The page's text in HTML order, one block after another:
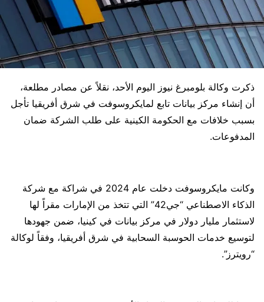
ذكرت وكالة بلومبرغ نيوز اليوم الأحد، نقلاً عن مصادر مطلعة،
أن إنشاء مركز بيانات تابع لمايكروسوفت في شرق أفريقيا تأجل
بسبب خلافات مع الحكومة الكينية على طلب الشركة ضمان
المدفوعات.
وكانت مايكروسوفت دخلت عام 2024 في شراكة مع شركة
الذكاء الاصطناعي “جي42” التي تتخذ من الإمارات مقراً لها
لاستثمار مليار دولار في مركز بيانات في كينيا، ضمن جهودها
لتوسيع خدمات الحوسبة السحابية في شرق أفريقيا، وفقاً لوكالة
“رويترز”.